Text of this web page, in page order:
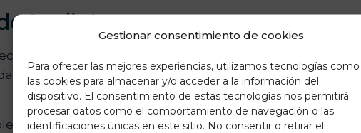
Gestionar consentimiento de cookies
Para ofrecer las mejores experiencias, utilizamos tecnologías como
las cookies para almacenar y/o acceder a la información del
dispositivo. El consentimiento de estas tecnologías nos permitirá
procesar datos como el comportamiento de navegación o las
identificaciones únicas en este sitio. No consentir o retirar el
la diabetes
temprana y seguimiento de diversas condiciones
en el
control y manejo de pacientes con
puede ser necesario dilatar la pupila del paciente